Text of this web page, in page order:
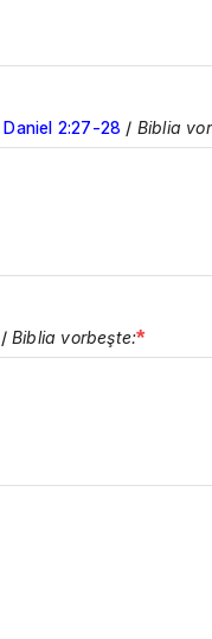
Daniel 2:27-28 / Biblia
/Biblia vorbeşte:*